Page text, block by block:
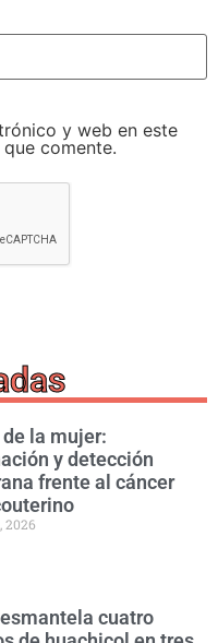
y web en este
comente.
la mujer:
y detección
frente al cáncer
2026
cuatro